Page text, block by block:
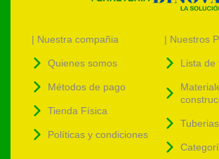
| Nuestra compañia
Quienes somos
Métodos de pago
Tienda Física
Políticas y condiciones
| Nuestros
Lista de